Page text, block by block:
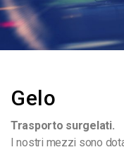
Gelo
Trasporto surgelati.
I nostri mezzi sono